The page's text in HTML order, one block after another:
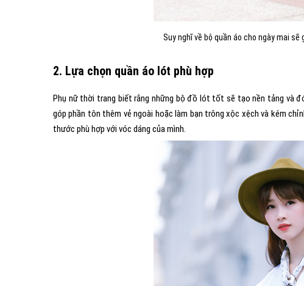
Suy nghĩ về bộ quần áo cho ngày mai
2. Lựa chọn quần áo lót phù hợp
Phụ nữ thời trang biết rằng những bộ đồ lót tốt sẽ tạo nền tảng và
góp phần tôn thêm vẻ ngoài hoặc làm bạn trông xộc xệch và kém
thước phù hợp với vóc dáng của mình.